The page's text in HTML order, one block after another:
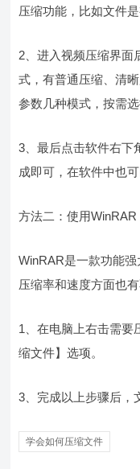
压缩功能，比如文件
2、进入视频压缩界面
式，有普通压缩、清
参数几种模式，按需选
3、最后点击软件右下
成即可，在软件中也
方法二：使用WinRAR
WinRAR是一款功能
压缩率和速度方面也有
1、在电脑上右击需要
缩文件】选项。
3、完成以上步骤后，
学会如何压缩文件